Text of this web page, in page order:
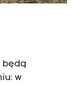
będą
w